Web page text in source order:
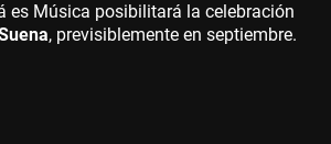
es Música posibilitará la celebración
, previsiblemente en septiembre.